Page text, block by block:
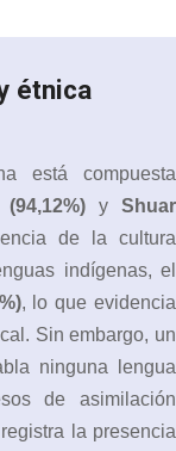
étnica
está compuesta
yShuar
de la cultura
indígenas, el
, lo que evidencia
Sin embargo, un
ninguna lengua
de asimilación
la presencia